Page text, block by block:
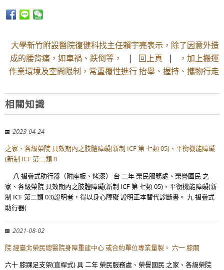
大學新竹附設醫院復健科找主任賴宇亮表示，除了因意外造
成的腰背痛，如車禍、跌倒等，
| 回上頁 |
，加上搬運
作業環境及空間限制，常重覆性進行 抬舉、握持、攜物行走
相關知識
2023-04-24
之家、各級榮院 具效期內之肢體障礙(新制 ICF 第 七類 05)、平衡機能障礙
(新制 ICF 第二類 0
八 摺疊式助行器（附座板、烤漆） 台 二年 榮民服務處、榮譽國民 之
家、各級榮院 具效期內之肢體障礙(新制 ICF 第 七類 05)、平衡機能障礙(新
制 ICF 第二類 03)證明者，得以身心障礙 證明正本替代診斷書。 九 摺疊式
助行器(
2021-08-02
院 經臺北榮民總醫院身障重建中心 或合約單位專業量製。 六一 膝關
六十 膝踝足支架(直桿式) 具 二年 榮民服務處、榮譽國民 之家、各級榮院